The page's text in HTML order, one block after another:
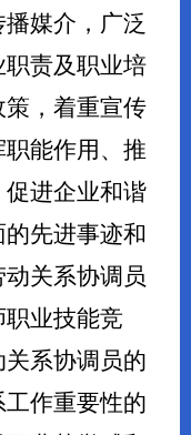
媒介，广泛
责及职业培
，着重宣传
能作用、推
进企业和谐
先进事迹和
关系协调员
业技能竞
系协调员的
工作重要性的